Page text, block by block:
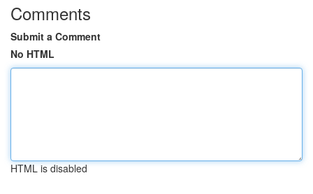
Comments
Submit a Comment
No HTML
HTML is disabled